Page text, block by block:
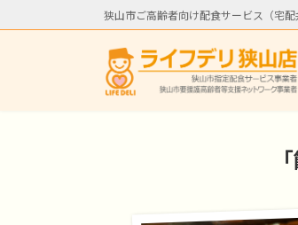
ン
ビ
狭山市ご高齢者向け配食サービス（宅